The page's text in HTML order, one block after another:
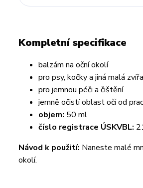
Kompletní specifikace
balzám na oční okolí
pro psy, kočky a jiná malá
pro jemnou péči a čištění
jemně očistí oblast očí od
objem: 50 ml
číslo registrace ÚSKVBL:
Návod k použití: Naneste malé
okolí.